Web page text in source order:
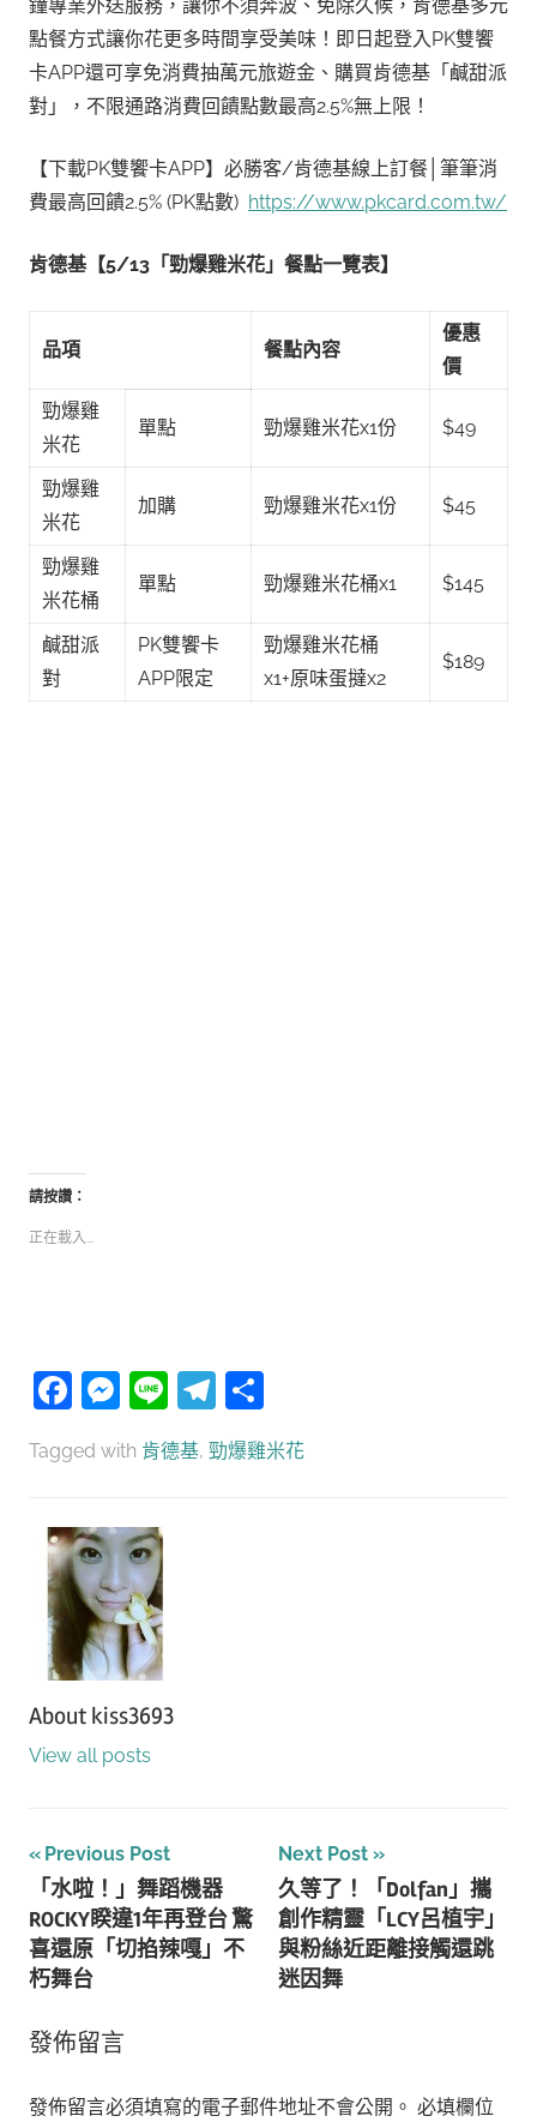
鐘專業外送服務，讓你不須奔波、免除久候，肯德基多元
點餐方式讓你花更多時間享受美味！即日起登入PK雙饗
卡APP還可享免消費抽萬元旅遊金、購買肯德基「鹹甜派
對」，不限通路消費回饋點數最高2.5%無上限！
【下載PK雙饗卡APP】必勝客/肯德基線上訂餐│筆筆消
費最高回饋2.5% (PK點數) https://www.pkcard.com.tw/
肯德基【5/13 「勁爆雞米花」餐點一覽表】
品項 餐點內容
優惠
價
勁爆雞
米花
單點 勁爆雞米花x1份 $49
勁爆雞
米花
加購 勁爆雞米花x1份 $45
勁爆雞
米花桶
單點 勁爆雞米花桶x1 $145
鹹甜派
對
PK雙饗卡
APP限定
勁爆雞米花桶
x1+原味蛋撻x2
$189
請按讚：
正在載入...
Facebook
Messenger
LineTelegram
Tagged with 肯德基, 勁爆雞米花
About kiss3693
View all posts
文
章
導
覽
Previous Post
「水啦！」舞蹈機器
ROCKY睽違1年再登台 驚
喜還原「切掐辣嘎」不
朽舞台
Next Post
久等了！「Dolfan」攜
創作精靈「LCY呂植宇」
與粉絲近距離接觸還跳
迷因舞
發佈留言
發佈留言必須填寫的電子郵件地址不會公開。 必填欄位